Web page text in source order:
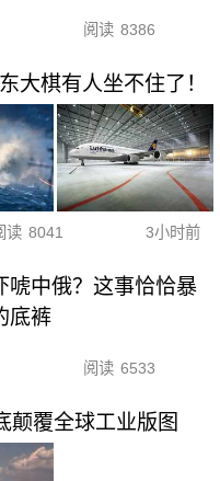
阅读 8386
大棋有人坐不住了！
读 8041 3小时前
唬中俄？这事恰恰暴
底裤
阅读 6533
颠覆全球工业版图